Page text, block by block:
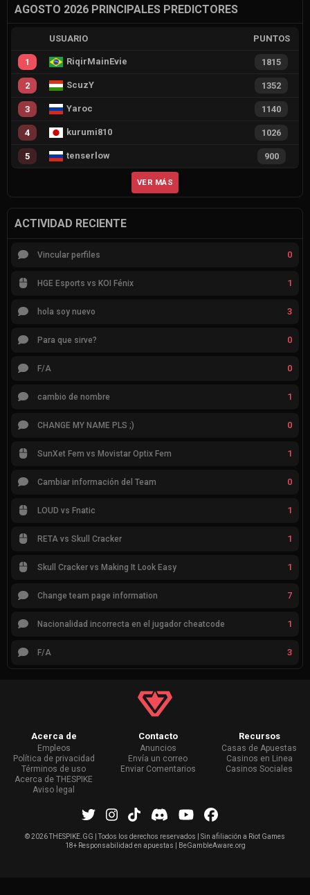
AGOSTO 2026 PRINCIPALES PREDICTORES
USUARIO PUNTOS
1 RiqirMainEvie 1815
2 ScuzY 1352
3 Yaroc 1140
4 kurumi810 1026
5 tenserlow 900
VER MÁS
ACTIVIDAD RECIENTE
Vincular perfiles 0
HGE Esports vs KOI Fénix 1
hola soy nuevo 3
Para que sirve? 0
F/A 0
cambio de nombre 1
CHANGE MY NAME PLS ;) 0
SunXet Fem vs Movistar Optix Fem 1
Cambiar información del Team 0
LOUD vs Fnatic 1
RETA vs Skull Cracker 1
Skull Cracker vs Making It Look Easy 1
Change team page information 7
Nacionalidad incorrecta en el jugador cheatcode 1
F/A 3
Acerca de
Empleos
Política de privacidad
Términos de uso
Acerca de THESPIKE
Aviso legal
Contacto
Anuncios
Envía un correo
Enviar Comentarios
Recursos
Casas de Apuestas
Casinos en Linea
Casinos Sociales
©2026 THESPIKE.GG | Todos los derechos reservados | Sin afiliación a Riot Games
18+ Responsabilidad en apuestas | BeGambleAware.org